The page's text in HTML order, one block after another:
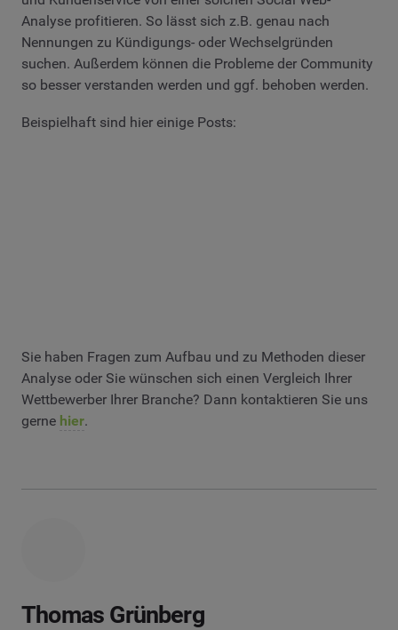
Analyse profitieren. So lässt sich z.B. genau nach
Nennungen zu Kündigungs- oder Wechselgründen
suchen. Außerdem können die Probleme der Community
so besser verstanden werden und ggf. behoben werden.
Beispielhaft sind hier einige Posts:
Sie haben Fragen zum Aufbau und zu Methoden dieser
Analyse oder Sie wünschen sich einen Vergleich Ihrer
Wettbewerber Ihrer Branche? Dann kontaktieren Sie uns
gerne hier.
Thomas Grünberg